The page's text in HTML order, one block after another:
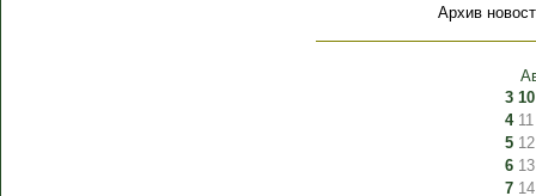
Архив
3 10
4 11
5 12
6 13
7 14